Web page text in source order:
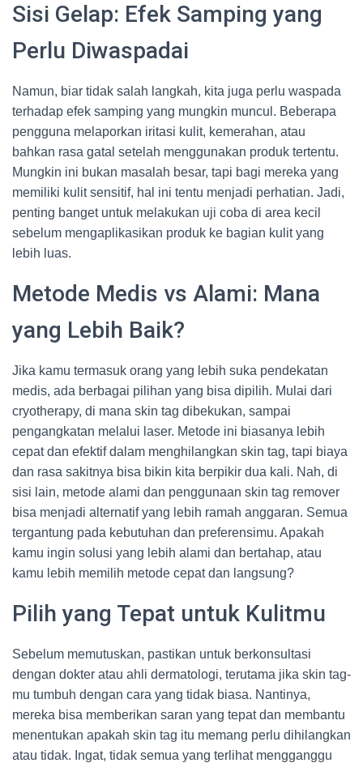
Sisi Gelap: Efek Samping yang
Perlu Diwaspadai
Namun, biar tidak salah langkah, kita juga perlu waspada
terhadap efek samping yang mungkin muncul. Beberapa
pengguna melaporkan iritasi kulit, kemerahan, atau
bahkan rasa gatal setelah menggunakan produk tertentu.
Mungkin ini bukan masalah besar, tapi bagi mereka yang
memiliki kulit sensitif, hal ini tentu menjadi perhatian. Jadi,
penting banget untuk melakukan uji coba di area kecil
sebelum mengaplikasikan produk ke bagian kulit yang
lebih luas.
Metode Medis vs Alami: Mana
yang Lebih Baik?
Jika kamu termasuk orang yang lebih suka pendekatan
medis, ada berbagai pilihan yang bisa dipilih. Mulai dari
cryotherapy, di mana skin tag dibekukan, sampai
pengangkatan melalui laser. Metode ini biasanya lebih
cepat dan efektif dalam menghilangkan skin tag, tapi biaya
dan rasa sakitnya bisa bikin kita berpikir dua kali. Nah, di
sisi lain, metode alami dan penggunaan skin tag remover
bisa menjadi alternatif yang lebih ramah anggaran. Semua
tergantung pada kebutuhan dan preferensimu. Apakah
kamu ingin solusi yang lebih alami dan bertahap, atau
kamu lebih memilih metode cepat dan langsung?
Pilih yang Tepat untuk Kulitmu
Sebelum memutuskan, pastikan untuk berkonsultasi
dengan dokter atau ahli dermatologi, terutama jika skin tag-
mu tumbuh dengan cara yang tidak biasa. Nantinya,
mereka bisa memberikan saran yang tepat dan membantu
menentukan apakah skin tag itu memang perlu dihilangkan
atau tidak. Ingat, tidak semua yang terlihat mengganggu